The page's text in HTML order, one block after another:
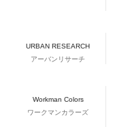
URBAN RESEARCH
アーバンリサーチ
Workman Colors
ワークマンカラーズ